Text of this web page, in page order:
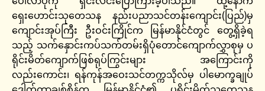
ရှေးဟောင်းသုတေသန နည်းပညာသင်တန်းကျောင်း(ပြည်)မှ
ကျောင်းအုပ်ကြီး ဦးဝင်းကြိုင်က မြန်မာနိုင်ငံတွင် တွေ့ရှိခဲ့ရ
သည့် သက်နှောင်းကပ်သက်တမ်းရှိပုံတောင်ကျောက်လွှာစုမှ ပ
ရိုင်းမိတ်ကျောက်ဖြစ်ရုပ်ကြွင်းများ အကြောင်းကို
လည်းကောင်း၊ ရန်ကုန်အဝေးသင်တက္ကသိုလ်မှ ပါမောက္ခချုပ်